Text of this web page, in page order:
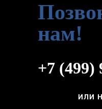
нам!
+7 (499)
ИЛИ